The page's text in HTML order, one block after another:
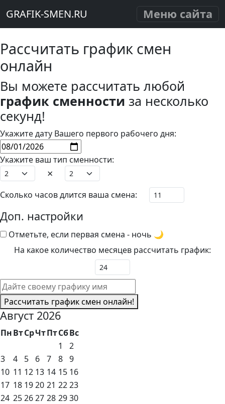
GRAFIK-SMEN.RU Меню сайта
Рассчитать график смен
онлайн
Вы можете рассчитать любой
график сменности за несколько
секунд!
Укажите дату Вашего первого рабочего дня:
Укажите ваш тип сменности:
×
Сколько часов длится ваша смена:
Доп. настройки
Отметьте, если первая смена - ночь 🌙
На какое количество месяцев рассчитать график:
Рассчитать график смен онлайн!
Август 2026
ПнВтСрЧтПтСбВс
1
2
3
4 5 6 7 8 9
10 11 12 13 14 15 16
17 18 1920 21 2223
24 252627 28 2930